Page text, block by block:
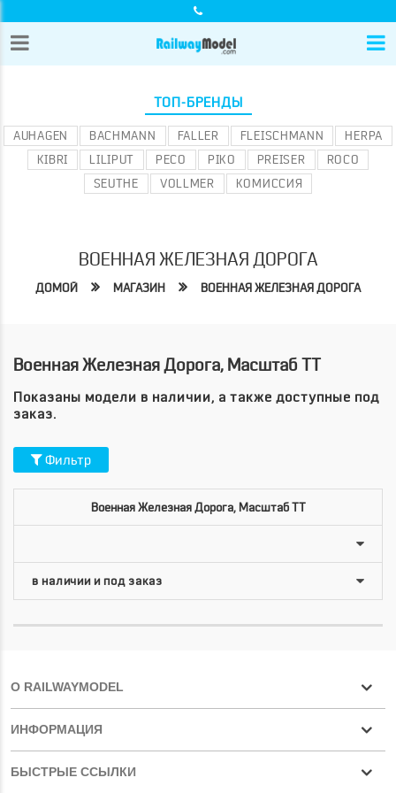
ТОП-БРЕНДЫ
AUHAGEN BACHMANN FALLER FLEISCHMANN
HERPA
KIBRI
LILIPUT PECO PIKO PREISER
ROCO
SEUTHE
VOLLMER КОМИССИЯ
ВОЕННАЯ ЖЕЛЕЗНАЯ ДОРОГА
ДОМОЙ МАГАЗИН ВОЕННАЯ ЖЕЛЕЗНАЯ ДОРОГА
Военная Железная Дорога, Масштаб TT
Показаны модели в наличии, а также доступные под
заказ.
Фильтр
Военная Железная Дорога, Масштаб TT
О RAILWAYMODEL
ИНФОРМАЦИЯ
БЫСТРЫЕ ССЫЛКИ